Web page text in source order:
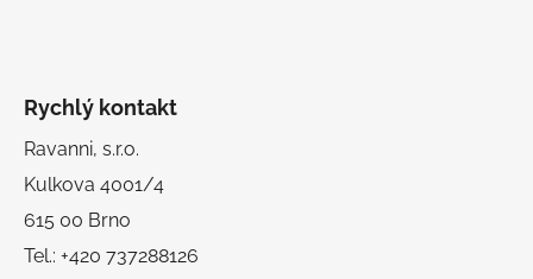
Rychlý kontakt
Ravanni, s.r.o.
Kulkova 4001/4
615 00 Brno
Tel.: +420 737288126